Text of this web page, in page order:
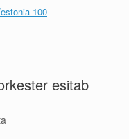
100
esitab